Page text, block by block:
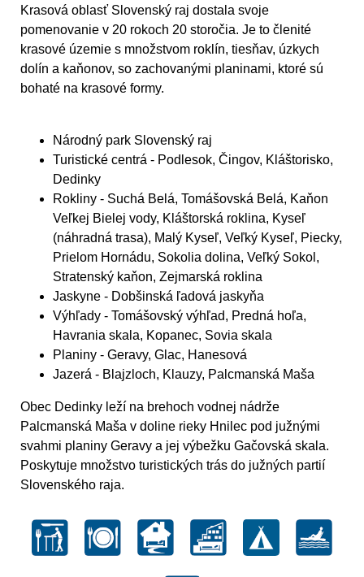
Krasová oblasť Slovenský raj dostala svoje
pomenovanie v 20 rokoch 20 storočia. Je to členité
krasové územie s množstvom roklín, tiesňav, úzkych
dolín a kaňonov, so zachovanými planinami, ktoré sú
bohaté na krasové formy.
Národný park Slovenský raj
Turistické centrá - Podlesok, Čingov, Kláštorisko,
Dedinky
Rokliny - Suchá Belá, Tomášovská Belá, Kaňon
Veľkej Bielej vody, Kláštorská roklina, Kyseľ
(náhradná trasa), Malý Kyseľ, Veľký Kyseľ, Piecky,
Prielom Hornádu, Sokolia dolina, Veľký Sokol,
Stratenský kaňon, Zejmarská roklina
Jaskyne - Dobšinská ľadová jaskyňa
Výhľady - Tomášovský výhľad, Predná hoľa,
Havrania skala, Kopanec, Sovia skala
Planiny - Geravy, Glac, Hanesová
Jazerá - Blajzloch, Klauzy, Palcmanská Maša
Obec Dedinky leží na brehoch vodnej nádrže
Palcmanská Maša v doline rieky Hnilec pod južnými
svahmi planiny Geravy a jej výbežku Gačovská skala.
Poskytuje množstvo turistických trás do južných partií
Slovenského raja.